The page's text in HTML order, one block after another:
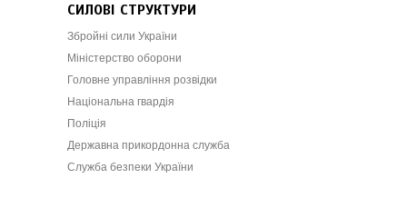
СИЛОВІ СТРУКТУРИ
Збройні сили України
Міністерство оборони
Головне управління розвідки
Національна гвардія
Поліція
Державна прикордонна служба
Служба безпеки України